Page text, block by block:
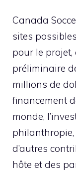
Canada
sites
pour le
préliminaire
millions de
financement
monde,
philanthropie,
d’autres
hôte et des